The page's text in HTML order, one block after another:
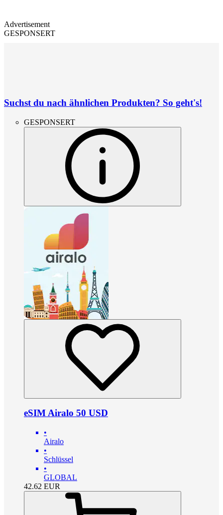
Advertisement
GESPONSERT
Suchst du nach ähnlichen Produkten? So geht's!
GESPONSERT
eSIM Airalo 50 USD
•
Airalo
•
Schlüssel
•
GLOBAL
42.62 EUR